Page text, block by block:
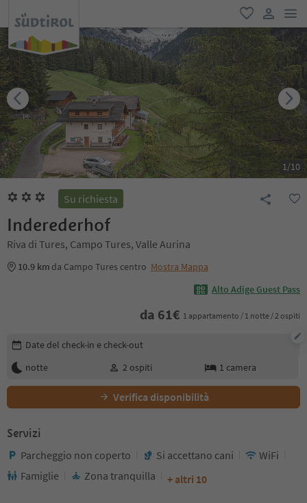
favoriti
user link
1/10
Su richiesta
Inderederhof
Riva di Tures, Campo Tures, Valle Aurina
10.9 km da Campo Tures centro Mostra Mappa
Alto Adige Guest Pass
da 61€ 1 appartamento / 1 notte / 2 ospiti
Modifica i dettagli della prenotazione
Date del check-in e check-out
notte
2 ospiti 1 camera
Verifica disponibilità
Servizi
Parcheggio non coperto Si accettano cani
WiFi
Famiglie
Zona tranquilla + altri 10